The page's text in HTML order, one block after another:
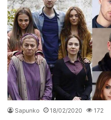
Sapunko 18/02/2020 172